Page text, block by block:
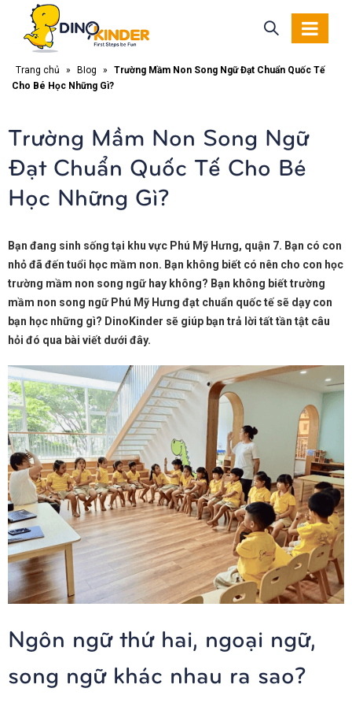
Trang chủ » Blog »
Trường Mầm Non Song Ngữ Đạt Chuẩn Quốc Tế
Cho Bé Học Những Gì?
Trường Mầm Non Song Ngữ
Đạt Chuẩn Quốc Tế Cho Bé
Học Những Gì?
Bạn đang sinh sống tại khu vực Phú Mỹ Hưng, quận 7. Bạn có con
nhỏ đã đến tuổi học mầm non. Bạn không biết có nên cho con học
trường mầm non song ngữ hay không? Bạn không biết trường
mầm non song ngữ Phú Mỹ Hưng đạt chuẩn quốc tế sẽ dạy con
bạn học những gì? DinoKinder sẽ giúp bạn trả lời tất tần tật câu
hỏi đó qua bài viết dưới đây.
Ngôn ngữ thứ hai, ngoại ngữ,
song ngữ khác nhau ra sao?